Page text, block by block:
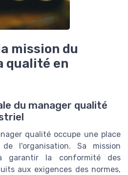
mission du
qualité en
du manager qualité
qualité occupe une place
l'organisation. Sa mission
garantir la conformité des
aux exigences des normes,